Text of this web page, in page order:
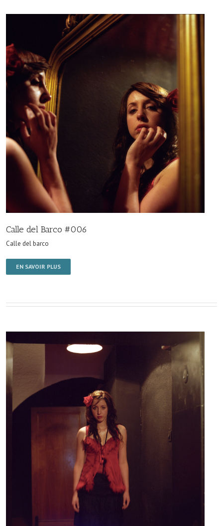
Calle del Barco #006
Calle del barco
EN SAVOIR PLUS